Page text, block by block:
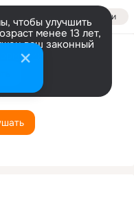
Войти
чтобы улучшить
менее 13 лет,
ваш законный
ça